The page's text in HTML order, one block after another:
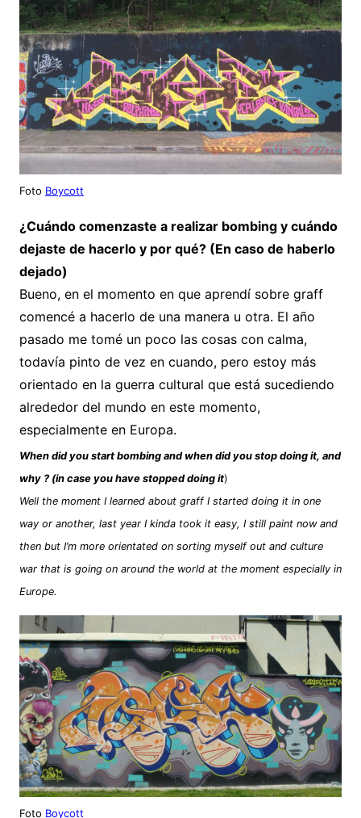
Foto Boycott
¿Cuándo comenzaste a realizar bombing y cuándo
dejaste de hacerlo y por qué? (En caso de haberlo
dejado)
Bueno, en el momento en que aprendí sobre graff
comencé a hacerlo de una manera u otra. El año
pasado me tomé un poco las cosas con calma,
todavía pinto de vez en cuando, pero estoy más
orientado en la guerra cultural que está sucediendo
alrededor del mundo en este momento,
especialmente en Europa.
When did you start bombing and when did you stop doing it, and
why ? (in case you have stopped doing it)
Well the moment I learned about graff I started doing it in one
way or another, last year I kinda took it easy, I still paint now and
then but I’m more orientated on sorting myself out and culture
war that is going on around the world at the moment especially in
Europe.
Foto Boycott